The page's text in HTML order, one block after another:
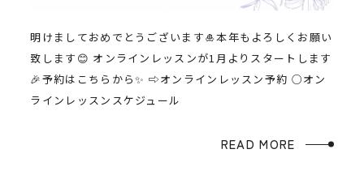
明けましておめでとうございます🎍本年もよろしくお願い
致します😊 オンラインレッスンが1月よりスタートします
🎉予約はこちらから✨ ⇨オンラインレッスン予約 ○オン
ラインレッスンスケジュール
READ MORE